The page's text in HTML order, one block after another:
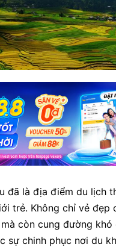
đã là địa điểm du lịch
trẻ. Không chỉ vẻ đẹp
còn cung đường khó
sự chinh phục nơi du